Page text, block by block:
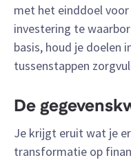
met het einddoel
investering te
basis, houd je doelen
tussenstappen
De
Je krijgt eruit wat je
transformatie op